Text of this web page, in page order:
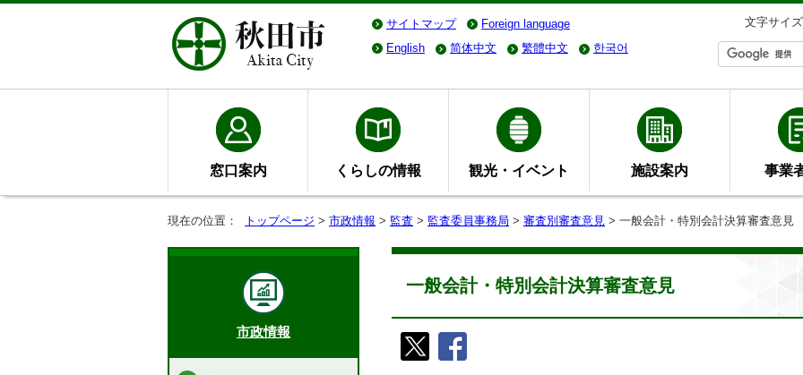
サイトマップ Foreign language 文字サイズ
English
简体中文 繁體中文 한국어
窓口案内 くらしの情報 観光・イベント 施設案内 事業
現在の位置： トップページ > 市政情報 > 監査 > 監査委員事務局 > 審査別審査意見 > 一般会計・特別会計決算審査意見
一般会計・特別会計決算審査意見
市政情報